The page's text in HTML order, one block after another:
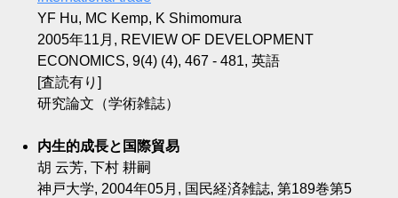
YF Hu, MC Kemp, K Shimomura
2005年11月, REVIEW OF DEVELOPMENT
ECONOMICS, 9(4) (4), 467 - 481, 英語
[査読有り]
研究論文（学術雑誌）
内生的成長と国際貿易
胡 云芳, 下村 耕嗣
神戸大学, 2004年05月, 国民経済雑誌, 第189巻第5